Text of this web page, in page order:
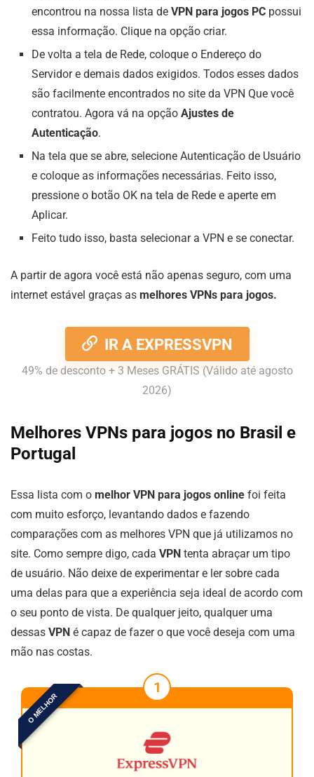
encontrou na nossa lista de VPN para jogos PC possui
essa informação. Clique na opção criar.
De volta a tela de Rede, coloque o Endereço do
Servidor e demais dados exigidos. Todos esses dados
são facilmente encontrados no site da VPN Que você
contratou. Agora vá na opção Ajustes de
Autenticação.
Na tela que se abre, selecione Autenticação de Usuário
e coloque as informações necessárias. Feito isso,
pressione o botão OK na tela de Rede e aperte em
Aplicar.
Feito tudo isso, basta selecionar a VPN e se conectar.
A partir de agora você está não apenas seguro, com uma
internet estável graças as melhores VPNs para jogos.
IR A EXPRESSVPN
49% de desconto + 3 Meses GRÁTIS (Válido até agosto
2026)
Melhores VPNs para jogos no Brasil e
Portugal
Essa lista com o melhor VPN para jogos online foi feita
com muito esforço, levantando dados e fazendo
comparações com as melhores VPN que já utilizamos no
site. Como sempre digo, cada VPN tenta abraçar um tipo
de usuário. Não deixe de experimentar e ler sobre cada
uma delas para que a experiência seja ideal de acordo com
o seu ponto de vista. De qualquer jeito, qualquer uma
dessas VPN é capaz de fazer o que você deseja com uma
mão nas costas.
O MELHOR
1